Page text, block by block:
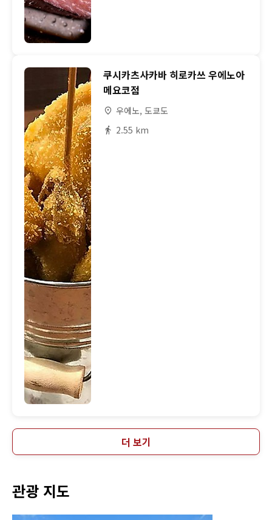
쿠시카츠사카바 히로카쓰 우에노아
메요코점
우에노, 도쿄도
2.55 km
더 보기
관광 지도